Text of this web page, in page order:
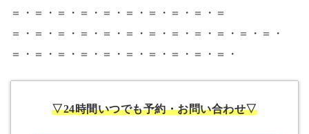
＝・＝・＝・＝・＝・＝・＝・＝・＝・＝
＝・＝・＝・＝・＝・＝・＝・＝・＝・＝・＝・＝・
＝・＝・＝・＝・＝・＝・＝・＝・＝・＝・
▽24時間いつでも予約・お問い合わせ▽